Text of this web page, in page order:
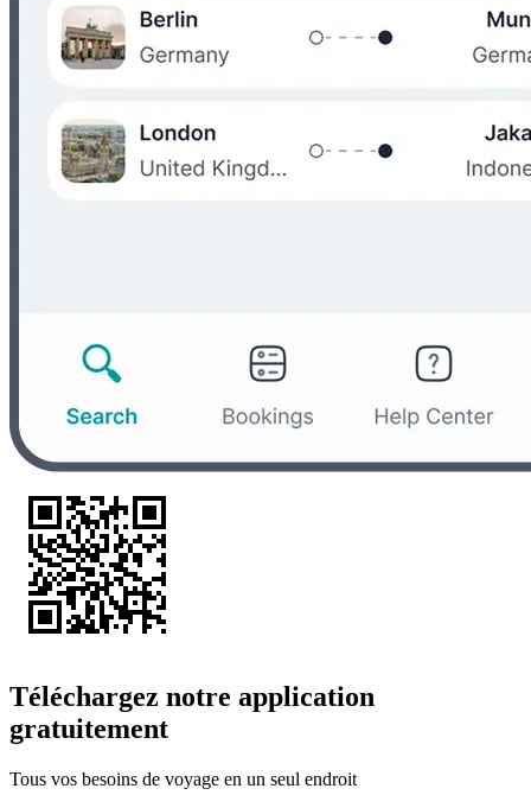
Téléchargez notre application
gratuitement
Tous vos besoins de voyage en un seul endroit